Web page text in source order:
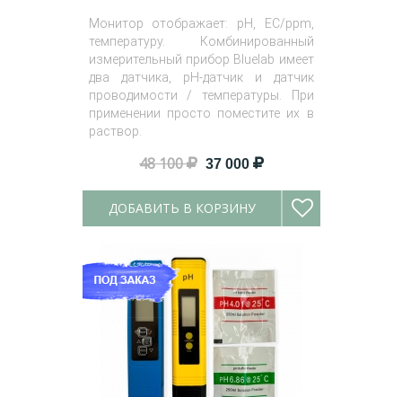
Монитор отображает: pH, EC/ppm,
температуру. Комбинированный
измерительный прибор Bluelab имеет
два датчика, pH-датчик и датчик
проводимости / температуры. При
применении просто поместите их в
раствор.
48 100 37 000
ДОБАВИТЬ В КОРЗИНУ